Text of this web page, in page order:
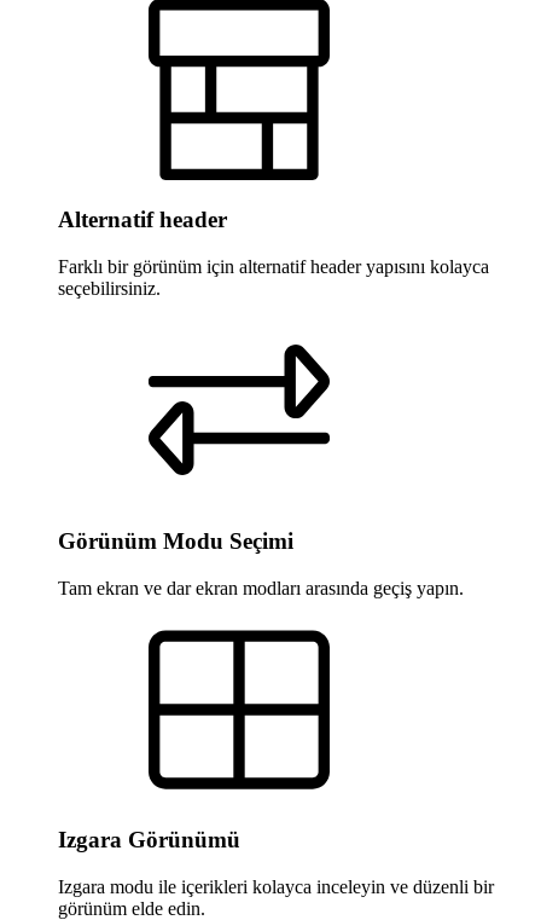
Alternatif header
Farklı bir görünüm için alternatif header yapısını kolayca
seçebilirsiniz.
Görünüm Modu Seçimi
Tam ekran ve dar ekran modları arasında geçiş yapın.
Izgara Görünümü
Izgara modu ile içerikleri kolayca inceleyin ve düzenli bir
görünüm elde edin.